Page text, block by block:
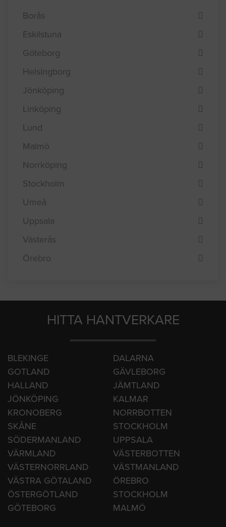
Efterfråga offert i
Borås
Eskilstuna
Göteborg
Helsingborg
Jönköping
Linköping
Lund
Malmö
Norrköping
Stockholm
Umeå
Uppsala
Örebro
HITTA HANTVERKARE
BLEKINGE
DALARNA
GOTLAND
GÄVLEBORG
HALLAND
JÄMTLAND
JÖNKÖPING
KALMAR
KRONOBERG
NORRBOTTEN
SKÅNE
STOCKHOLM
SÖDERMANLAND
UPPSALA
VÄRMLAND
VÄSTERBOTTEN
VÄSTERNORRLAND
VÄSTMANLAND